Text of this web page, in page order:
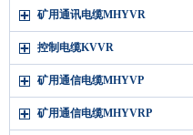
矿用通讯电缆MHYVR
控制电缆KVVR
矿用通信电缆MHYVP
矿用通信电缆MHYVRP